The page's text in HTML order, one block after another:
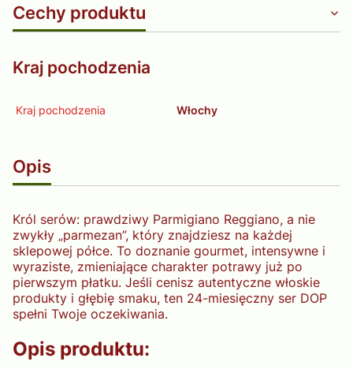
Cechy produktu
Kraj pochodzenia
Kraj pochodzenia Włochy
Opis
Król serów: prawdziwy Parmigiano Reggiano, a nie
zwykły „parmezan”, który znajdziesz na każdej
sklepowej półce. To doznanie gourmet, intensywne i
wyraziste, zmieniające charakter potrawy już po
pierwszym płatku. Jeśli cenisz autentyczne włoskie
produkty i głębię smaku, ten 24-miesięczny ser DOP
spełni Twoje oczekiwania.
Opis produktu: